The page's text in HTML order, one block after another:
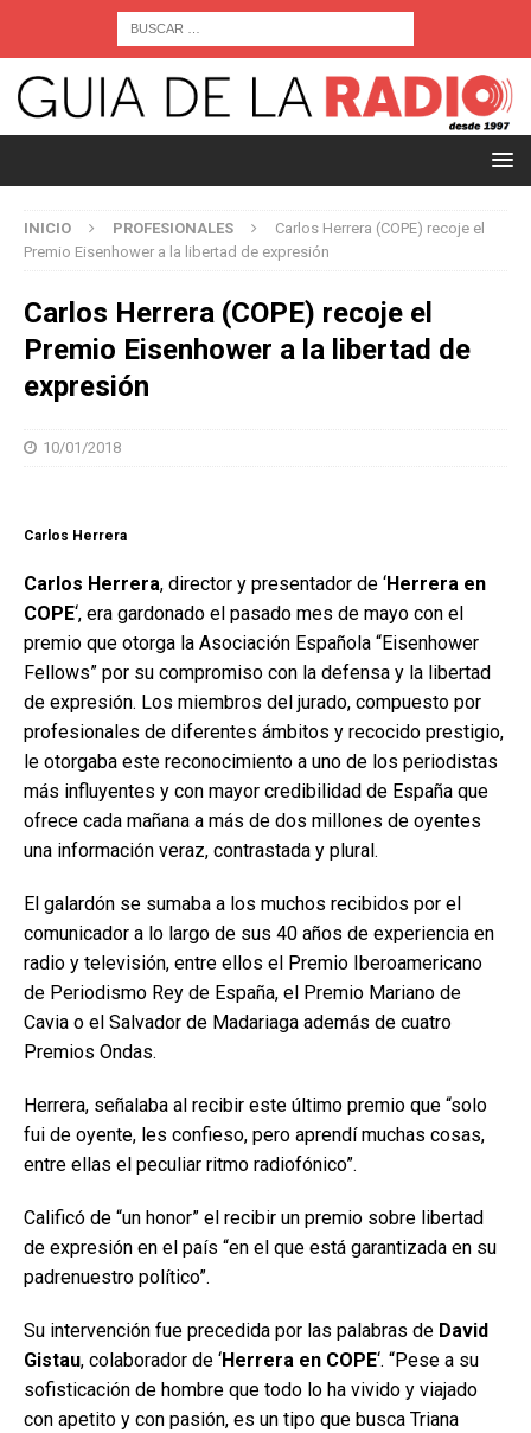
INICIO PROFESIONALES
Carlos Herrera (COPE) recoje el
Premio Eisenhower a la libertad de expresión
Carlos Herrera (COPE) recoje el
Premio Eisenhower a la libertad de
expresión
10/01/2018
Carlos Herrera
Carlos Herrera, director y presentador de ‘Herrera en
COPE‘, era gardonado el pasado mes de mayo con el
premio que otorga la Asociación Española “Eisenhower
Fellows” por su compromiso con la defensa y la libertad
de expresión. Los miembros del jurado, compuesto por
profesionales de diferentes ámbitos y recocido prestigio,
le otorgaba este reconocimiento a uno de los periodistas
más influyentes y con mayor credibilidad de España que
ofrece cada mañana a más de dos millones de oyentes
una información veraz, contrastada y plural.
El galardón se sumaba a los muchos recibidos por el
comunicador a lo largo de sus 40 años de experiencia en
radio y televisión, entre ellos el Premio Iberoamericano
de Periodismo Rey de España, el Premio Mariano de
Cavia o el Salvador de Madariaga además de cuatro
Premios Ondas.
Herrera, señalaba al recibir este último premio que “solo
fui de oyente, les confieso, pero aprendí muchas cosas,
entre ellas el peculiar ritmo radiofónico”.
Calificó de “un honor” el recibir un premio sobre libertad
de expresión en el país “en el que está garantizada en su
padrenuestro político”.
Su intervención fue precedida por las palabras de David
Gistau, colaborador de ‘Herrera en COPE‘. “Pese a su
sofisticación de hombre que todo lo ha vivido y viajado
con apetito y con pasión, es un tipo que busca Triana